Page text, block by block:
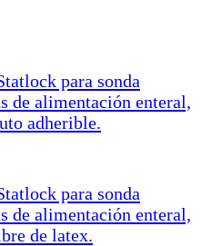
para sonda
de alimentación enteral,
adherible.
para sonda
de alimentación enteral,
de latex.